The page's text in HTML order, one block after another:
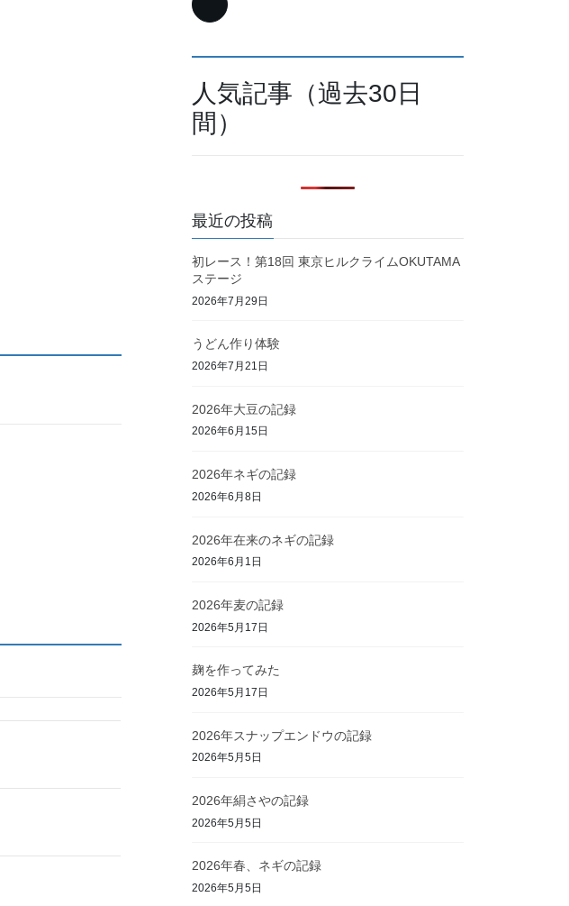
人気記事（過去30日
間）
最近の投稿
初レース！第18回 東京ヒルクライムOKUTAMA
ステージ
2026年7月29日
うどん作り体験
2026年7月21日
2026年大豆の記録
2026年6月15日
2026年ネギの記録
2026年6月8日
2026年在来のネギの記録
2026年6月1日
2026年麦の記録
2026年5月17日
麹を作ってみた
2026年5月17日
2026年スナップエンドウの記録
2026年5月5日
2026年絹さやの記録
2026年5月5日
2026年春、ネギの記録
2026年5月5日